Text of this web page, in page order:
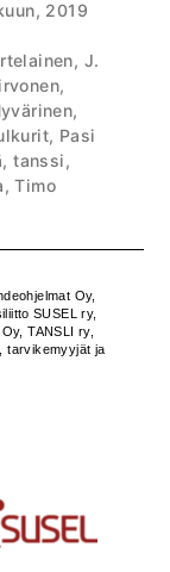
2019
, J.
,
,
, Pasi
,tanssi,
,Timo
Oy,
SUSEL ry,
TANSLI ry,
tarvikemyyjät ja